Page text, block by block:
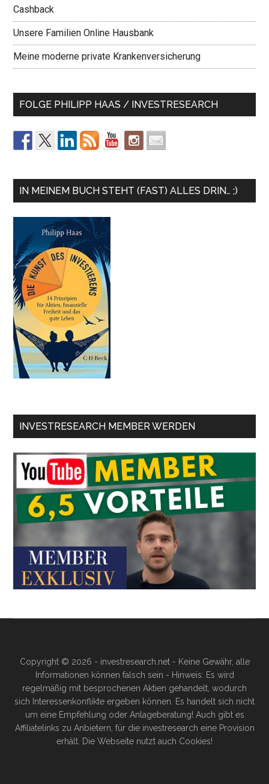
Cashback
Unsere Familien Online Hausbank
Meine moderne private Krankenversicherung
FOLGE PHILIPP HAAS / INVESTRESEARCH
IN MEINEM BUCH STEHT (FAST) ALLES DRIN… ;)
INVESTRESEARCH MEMBER WERDEN
Copyright © 2026 - investresearch.net - Keine Gewähr, alle
Informationen können falsch sein - Hinweis: Es wird
regelmäßig mit besprochenen Aktien gehandelt, wodurch
sich Interessenkonflikte ergeben können. Es handelt sich nicht
um eine Empfehlung oder Anlageberatung! Auch gibt es
Affiliatelinks zu Anbietern, für die investresearch eine Provision
erhält. Die Webseite nutzt auch Cookies!